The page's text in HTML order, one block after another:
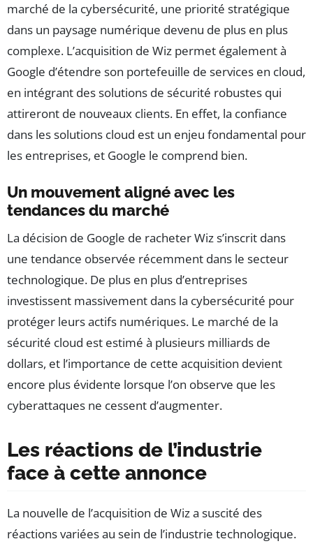
marché de la cybersécurité, une priorité stratégique
dans un paysage numérique devenu de plus en plus
complexe. L’acquisition de Wiz permet également à
Google d’étendre son portefeuille de services en cloud,
en intégrant des solutions de sécurité robustes qui
attireront de nouveaux clients. En effet, la confiance
dans les solutions cloud est un enjeu fondamental pour
les entreprises, et Google le comprend bien.
Un mouvement aligné avec les
tendances du marché
La décision de Google de racheter Wiz s’inscrit dans
une tendance observée récemment dans le secteur
technologique. De plus en plus d’entreprises
investissent massivement dans la cybersécurité pour
protéger leurs actifs numériques. Le marché de la
sécurité cloud est estimé à plusieurs milliards de
dollars, et l’importance de cette acquisition devient
encore plus évidente lorsque l’on observe que les
cyberattaques ne cessent d’augmenter.
Les réactions de l’industrie
face à cette annonce
La nouvelle de l’acquisition de Wiz a suscité des
réactions variées au sein de l’industrie technologique.